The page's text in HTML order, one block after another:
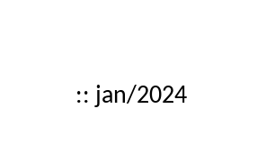
:: jan/2024